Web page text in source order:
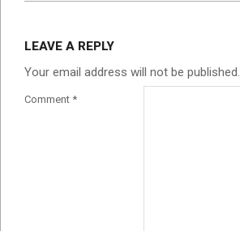
LEAVE A REPLY
Your email address will not be published.
Comment *